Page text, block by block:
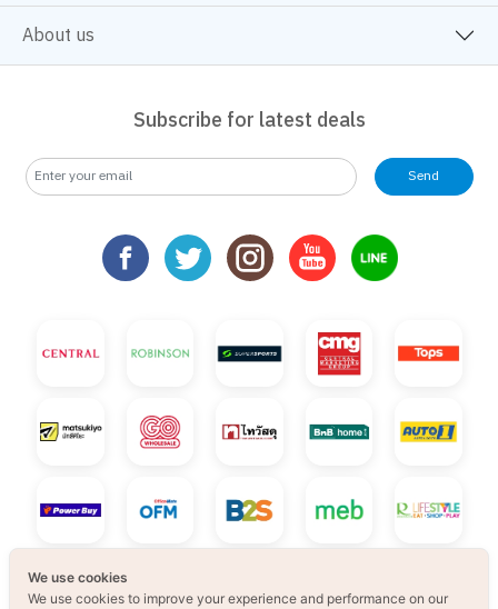
About us
Subscribe for latest deals
Send
We use cookies
We use cookies to improve your experience and performance on our